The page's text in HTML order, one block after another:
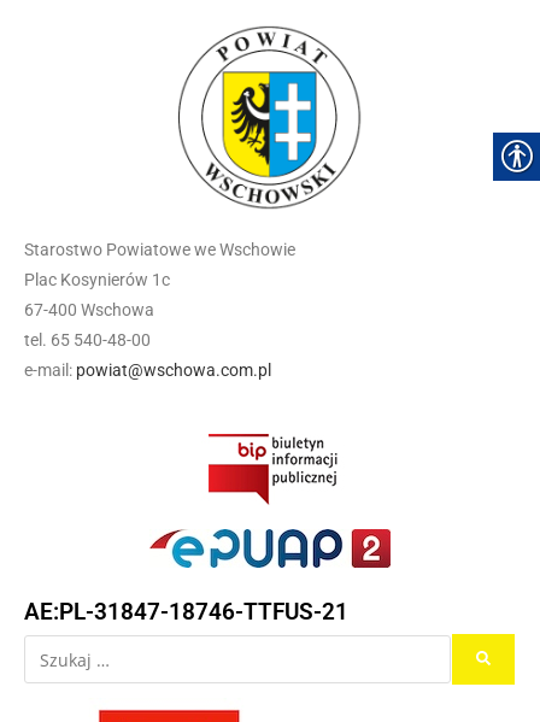
Starostwo Powiatowe we Wschowie
Plac Kosynierów 1c
67-400 Wschowa
tel. 65 540-48-00
e-mail: powiat@wschowa.com.pl
AE:PL-31847-18746-TTFUS-21